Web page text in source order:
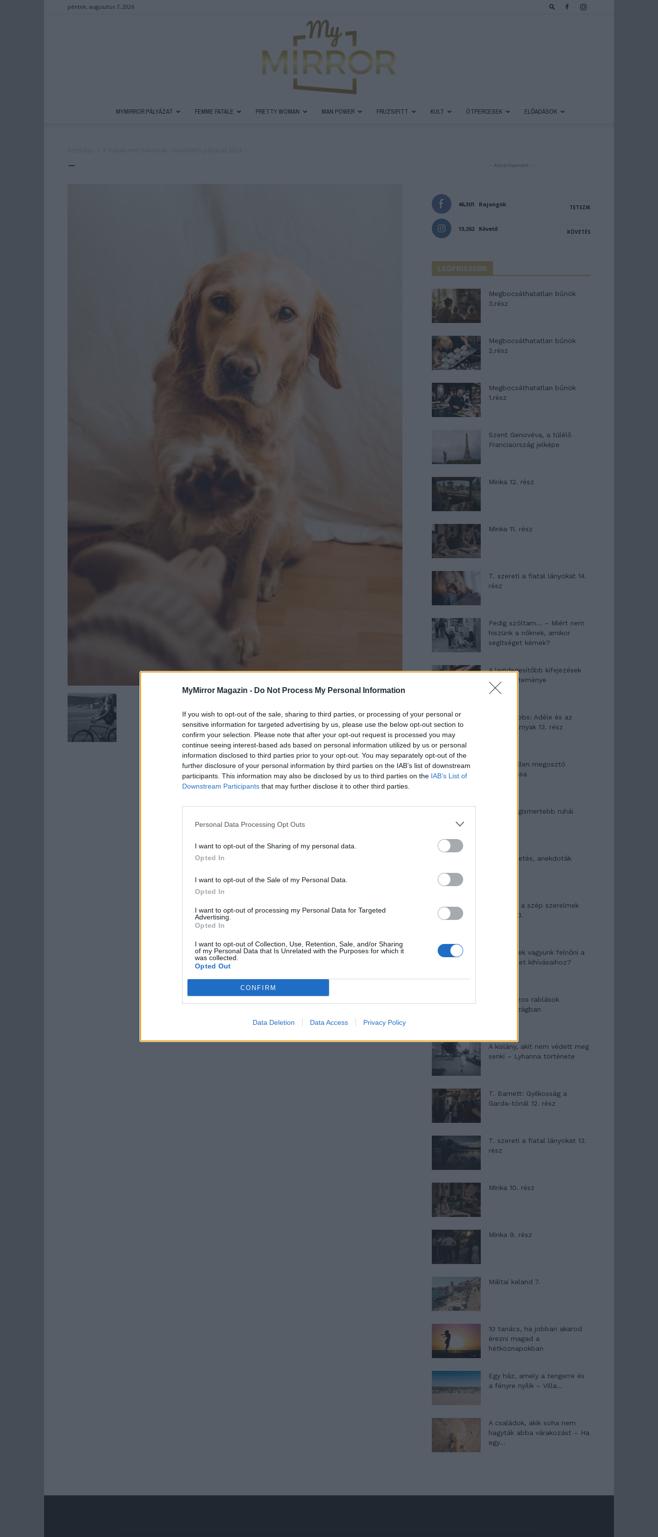
MyMirror Magazin - Do Not Process My Personal Information
If you wish to opt-out of the sale, sharing to third parties, or processing of your personal or
sensitive information for targeted advertising by us, please use the below opt-out section to
confirm your selection. Please note that after your opt-out request is processed you may
continue seeing interest-based ads based on personal information utilized by us or personal
information disclosed to third parties prior to your opt-out. You may separately opt-out of the
further disclosure of your personal information by third parties on the IAB’s list of downstream
participants. This information may also be disclosed by us to third parties on the IAB’s List of
Downstream Participants that may further disclose it to other third parties.
Personal Data Processing Opt Outs
I want to opt-out of the Sharing of my personal data.
Opted In
I want to opt-out of the Sale of my Personal Data.
Opted In
I want to opt-out of processing my Personal Data for Targeted
Advertising.
Opted In
I want to opt-out of Collection, Use, Retention, Sale, and/or Sharing
of my Personal Data that Is Unrelated with the Purposes for which it
was collected.
Opted Out
CONFIRM
Data Deletion Data Access Privacy Policy
péntek, augusztus 7, 2026
MYMIRROR PÁLYÁZAT FEMME FATALE PRETTY WOMAN MAN POWER FRUZSIFITT KULT ÖTPERCESEK ELŐADÁSOK
– - Advertisement -
46,301 Rajongók TETSZIK
13,262 Követő KÖVETÉS
LEGFRISSEBB
Megbocsáthatatlan bűnök
3.rész
Megbocsáthatatlan bűnök
2.rész
Megbocsáthatatlan bűnök
1.rész
Szent Genovéva, a túlélő
Franciaország jelképe
Minka 12. rész
Minka 11. rész
T. szereti a fiatal lányokat 14.
rész
Pedig szóltam… – Miért nem
hiszünk a nőknek, amikor
segítséget kérnek?
A legidegesítőbb kifejezések
laza gyűjteménye
Elyna Robbs: Adéle és az
örökölt árnyak 13. rész
Woody Allen megosztó
zsenialitása
A világ legismertebb ruhái
Nyár, nevetés, anekdoták
Panna és a szép szerelmek
mítosza 3.
Képtelenek vagyunk felnőni a
felnőtt élet kihívásaihoz?
Altatógázos rablások
Olaszországban
A kislány, akit nem védett meg
senki – Lyhanna története
T. Barnett: Gyilkosság a
Garda-tónál 12. rész
T. szereti a fiatal lányokat 13.
rész
Minka 10. rész
Minka 9. rész
Máltai kaland 7.
10 tanács, ha jobban akarod
érezni magad a
hétköznapokban
Egy ház, amely a tengerre és
a fényre nyílik – Villa...
A családok, akik soha nem
hagyták abba várakozást – Ha
egy...